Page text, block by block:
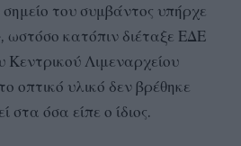
του συμβάντος υπήρχε
ωστόσο κατόπιν διέταξε ΕΔΕ
Κεντρικού Λιμεναρχείου
οπτικό υλικό δεν βρέθηκε
στα όσα είπε ο ίδιος.